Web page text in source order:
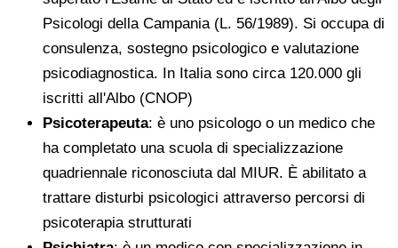
Psicologi della Campania (L. 56/1989). Si occupa di
consulenza, sostegno psicologico e valutazione
psicodiagnostica. In Italia sono circa 120.000 gli
iscritti all'Albo (CNOP)
Psicoterapeuta: è uno psicologo o un medico che
ha completato una scuola di specializzazione
quadriennale riconosciuta dal MIUR. È abilitato a
trattare disturbi psicologici attraverso percorsi di
psicoterapia strutturati